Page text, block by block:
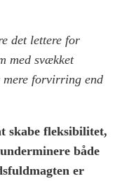
det lettere for
med svækket
mere forvirring end
skabe fleksibilitet,
både
er